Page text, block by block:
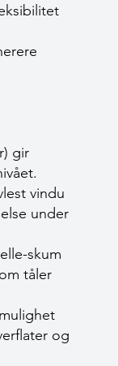
gir
vindu
under
skum
tåler
og